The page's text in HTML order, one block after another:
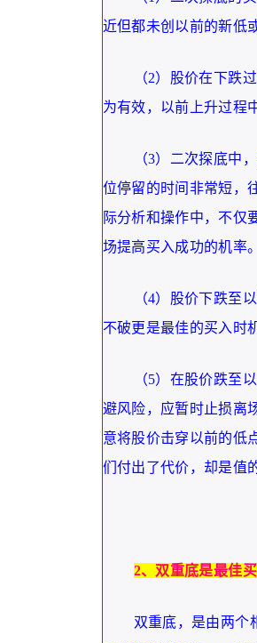
近但都未创以前的新低
（2）股价在下跌
为有效，以前上升过程
（3）二次探底中
位停留的时间非常短，
际分析和操作中，不仅
场提高买入成功的机率。
（4）股价下跌至
不破更是最佳的买入时
（5）在股价跌至
避风险，应暂时止损离
意将股价击穿以前的低
们付出了代价，却是值
2、双重底是最佳
双重底，是由两个